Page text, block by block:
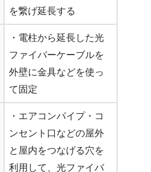
を繋げ延長する
・電柱から延長した光
ファイバーケーブルを
外壁に金具などを使っ
て固定
・エアコンパイプ・コ
ンセント口などの屋外
と屋内をつなげる穴を
利用して、光ファイバ